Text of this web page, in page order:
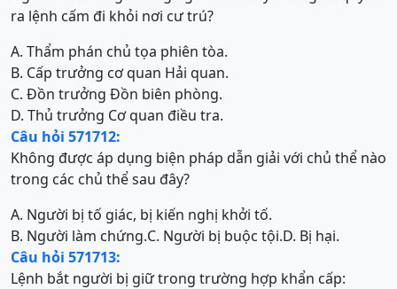
ra lệnh cấm đi khỏi nơi cư trú?
A. Thẩm phán chủ tọa phiên tòa.
B. Cấp trưởng cơ quan Hải quan.
C. Đồn trưởng Đồn biên phòng.
D. Thủ trưởng Cơ quan điều tra.
Câu hỏi 571712:
Không được áp dụng biện pháp dẫn giải với chủ thể nào
trong các chủ thể sau đây?
A. Người bị tố giác, bị kiến nghị khởi tố.
B. Người làm chứng.C. Người bị buộc tội.D. Bị hại.
Câu hỏi 571713:
Lệnh bắt người bị giữ trong trường hợp khẩn cấp: